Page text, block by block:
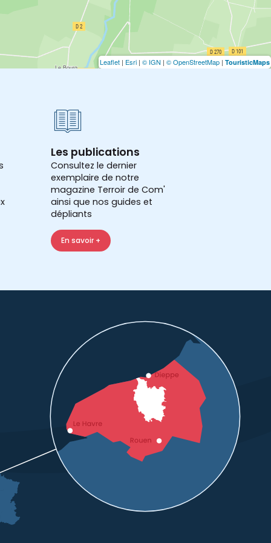
Leaflet | Esri | © IGN | © OpenStreetMap | TouristicMaps
Les publications
Consultez le dernier
exemplaire de notre
magazine Terroir de Com'
ainsi que nos guides et
dépliants
En savoir +